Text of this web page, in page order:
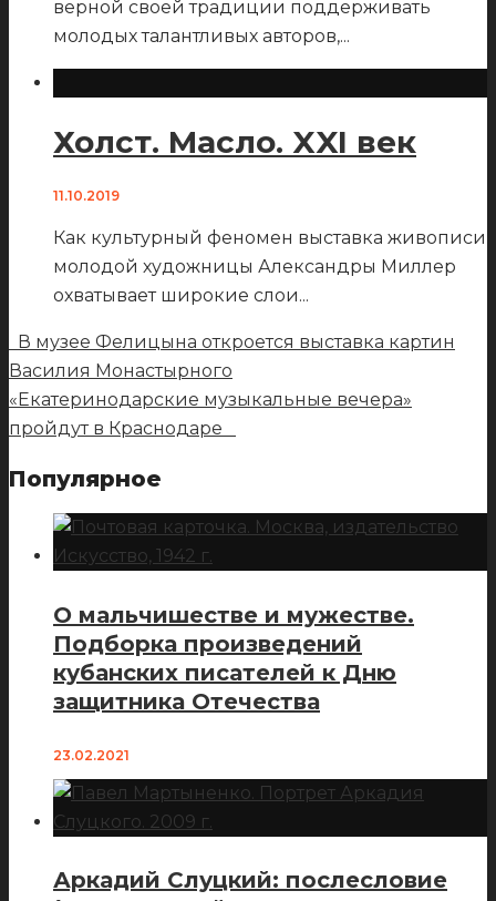
верной своей традиции поддерживать
молодых талантливых авторов,...
Холст. Масло. XXI век
11.10.2019
Как культурный феномен выставка живописи
молодой художницы Александры Миллер
охватывает широкие слои...
В музее Фелицына откроется выставка картин
Василия Монастырного
«Екатеринодарские музыкальные вечера»
пройдут в Краснодаре
Популярное
О мальчишестве и мужестве.
Подборка произведений
кубанских писателей к Дню
защитника Отечества
23.02.2021
Аркадий Слуцкий: послесловие